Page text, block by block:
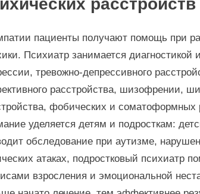
пациенты получают помощь при
Психиатр занимается диагностикой
тревожно-депрессивного
расстройства, шизофрении,
фобических и соматоформных
уделяется детям и подросткам:
обследование при аутизме,
атаках, подростковый психиатр
взросления и эмоциональной